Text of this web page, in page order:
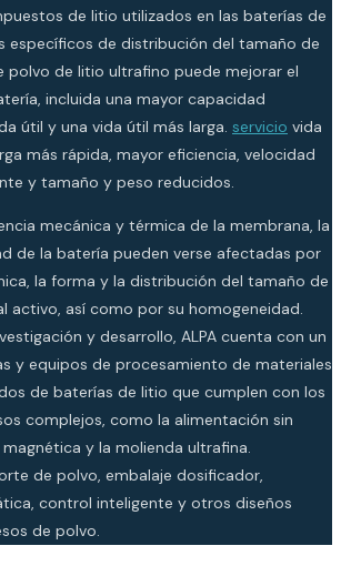
de litio utilizados en las baterías de
específicos de distribución del tamaño de
polvo de litio ultrafino puede mejorar el
incluida una mayor capacidad
útil y una vida útil más larga. servicio vida
más rápida, mayor eficiencia, velocidad
y tamaño y peso reducidos.
mecánica y térmica de la membrana, la
de la batería pueden verse afectadas por
la forma y la distribución del tamaño de
activo, así como por su homogeneidad.
y desarrollo, ALPA cuenta con un
y equipos de procesamiento de materiales
de baterías de litio que cumplen con los
complejos, como la alimentación sin
y la molienda ultrafina.
de polvo, embalaje dosificador,
control inteligente y otros diseños
de polvo.